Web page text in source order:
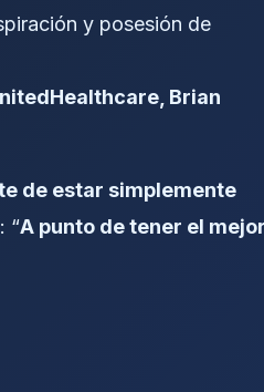
y posesión de
Brian
de estar simplemente
“A punto de tener el